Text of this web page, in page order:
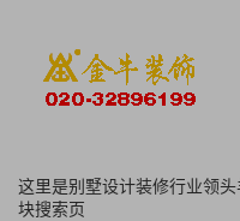
这里是别墅设计装修行业领
块搜索页